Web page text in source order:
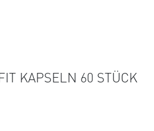
KAPSELN 60 STÜCK